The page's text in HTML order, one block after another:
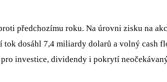
předchozímu roku. Na úrovni zisku na
dosáhl 7,4 miliardy dolarů a volný cash
investice, dividendy i pokrytí